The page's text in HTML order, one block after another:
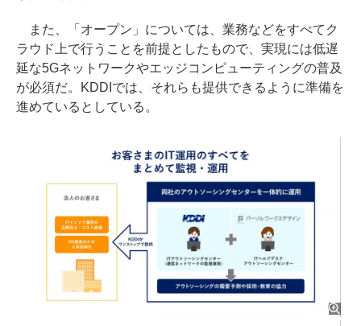
また、「オープン」については、業務などをすべてク
ラウド上で行うことを前提としたもので、実現には低遅
延な5Gネットワークやエッジコンピューティングの普及
が必須だ。KDDIでは、それらも提供できるように準備を
進めているとしている。